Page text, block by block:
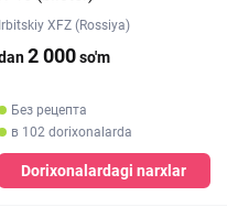
Irbitskiy XFZ (Rossiya)
2 000so'm
Без рецепта
в 102 dorixonalarda
Dorixonalardagi narxlar